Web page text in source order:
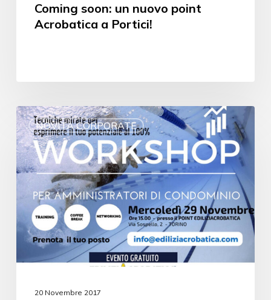
Coming soon: un nuovo point
Acrobatica a Portici!
NOVITÀ CORPORATE
20 Novembre 2017